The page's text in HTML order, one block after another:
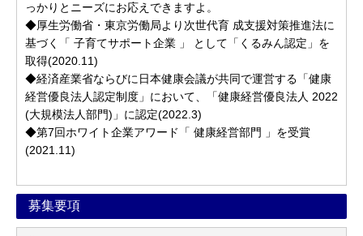
っかりとニーズにお応えできますよ。
◆厚生労働省・東京労働局より次世代育 成支援対策推進法に
基づく「 子育てサポート企業 」 として「くるみん認定」を
取得(2020.11)
◆経済産業省ならびに日本健康会議が共同で運営する「健康
経営優良法人認定制度」において、「健康経営優良法人 2022
(大規模法人部門)」に認定(2022.3)
◆第7回ホワイト企業アワード「 健康経営部門 」を受賞
(2021.11)
募集要項